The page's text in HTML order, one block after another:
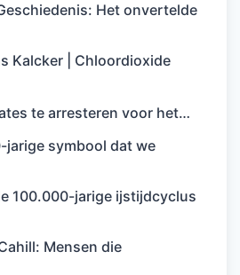
Het onvertelde
Kalcker | Chloordioxide
te arresteren voor het…
jarige symbool dat we
100.000-jarige ijstijdcyclus
Mensen die